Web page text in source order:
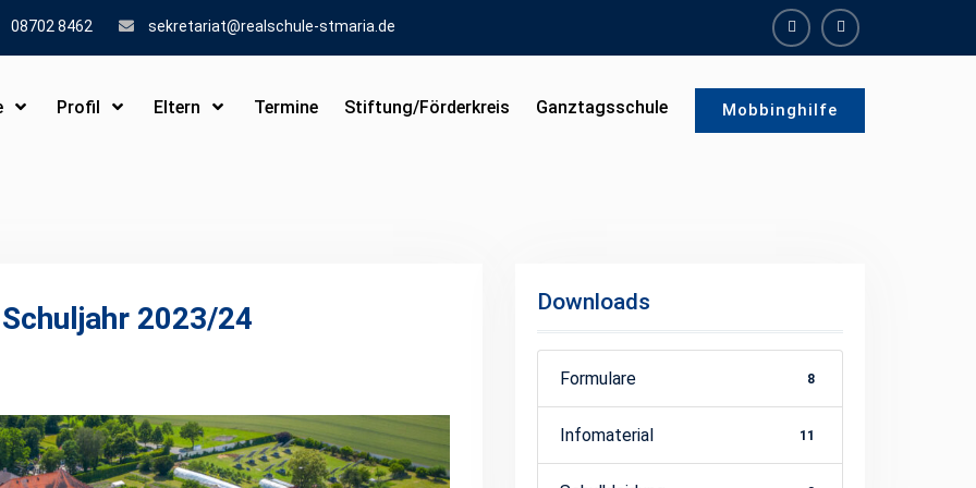
08702 8462 sekretariat@realschule-stmaria.de
facebookinstagram
Profil Eltern Termine Stiftung/Förderkreis Ganztagsschule Mobbinghilfe
2023/24 Downloads
Formulare 8
Infomaterial 11